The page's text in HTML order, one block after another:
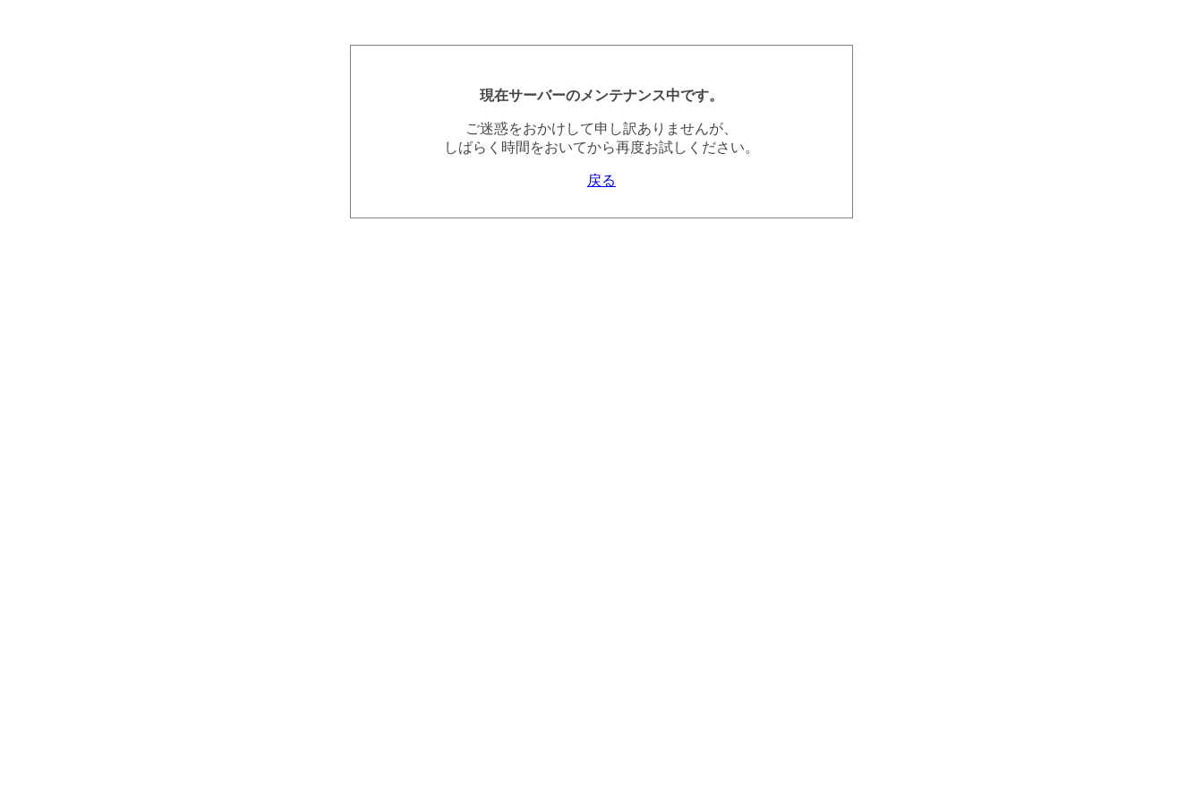
現在サーバーのメンテナンス中です。
ご迷惑をおかけして申し訳ありませんが、
しばらく時間をおいてから再度お試しください。
戻る